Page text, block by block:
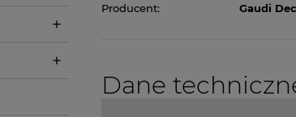
Producent: Gaudi
Dane